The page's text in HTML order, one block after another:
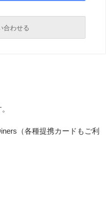
合わせる
（各種提携カードもご利